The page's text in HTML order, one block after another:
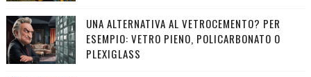
UNA ALTERNATIVA AL VETROCEMENTO? PER
ESEMPIO: VETRO PIENO, POLICARBONATO O
PLEXIGLASS